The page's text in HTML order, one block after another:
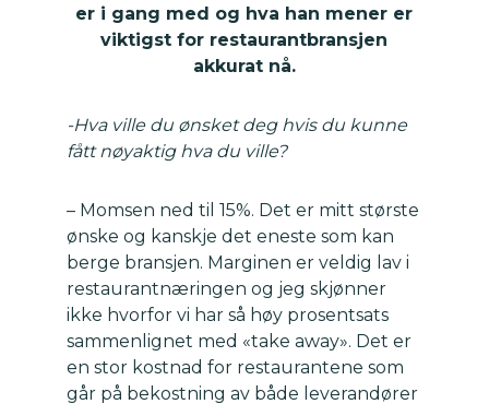
er i gang med og hva han mener er
viktigst for restaurantbransjen
akkurat nå.
-Hva ville du ønsket deg hvis du kunne
fått nøyaktig hva du ville?
– Momsen ned til 15%. Det er mitt største
ønske og kanskje det eneste som kan
berge bransjen. Marginen er veldig lav i
restaurantnæringen og jeg skjønner
ikke hvorfor vi har så høy prosentsats
sammenlignet med «take away». Det er
en stor kostnad for restaurantene som
går på bekostning av både leverandører